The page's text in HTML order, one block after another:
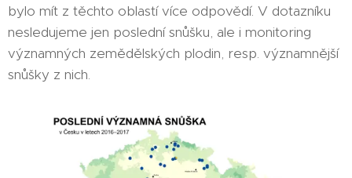
bylo mít z těchto oblastí více odpovědí. V dotazníku
nesledujeme jen poslední snůšku, ale i monitoring
významných zemědělských plodin, resp. významnější
snůšky z nich.